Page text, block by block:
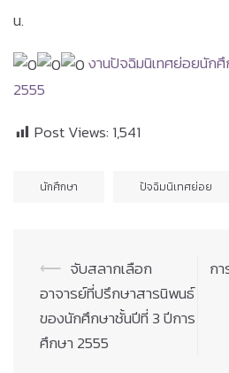
น.
งานปัจฉิมนิเทศย่อยนัก
2555
Post Views: 1,541
นักศึกษา ปัจฉิมนิเทศย่อย
Post
navigation
⟵ จับสลากเลือก
อาจารย์ที่ปรึกษาสารนิพนธ์
ของนักศึกษาชั้นปีที่ 3 ปีการ
ศึกษา 2555
ก